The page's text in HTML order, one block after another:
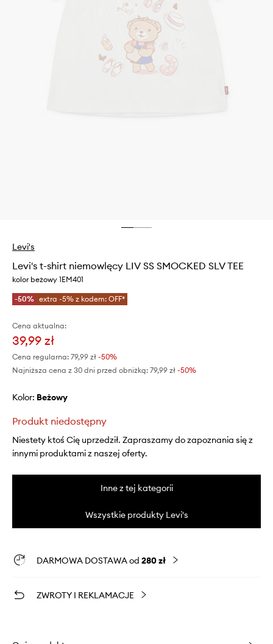
Levi's
Levi's t-shirt niemowlęcy LIV SS SMOCKED SLV TEE
kolor beżowy 1EM401
-50% extra -5% z kodem: OFF*
Cena aktualna:
39,99 zł
Cena regularna: 79,99 zł -50%
Najniższa cena z 30 dni przed obniżką: 79,99 zł -50%
Kolor: beżowy
Produkt niedostępny
Niestety ktoś Cię uprzedził. Zapraszamy do zapoznania się z
innymi produktami z naszej oferty.
Inne z tej kategorii
Wszystkie produkty Levi's
DARMOWA DOSTAWA od 280 zł
ZWROTY I REKLAMACJE